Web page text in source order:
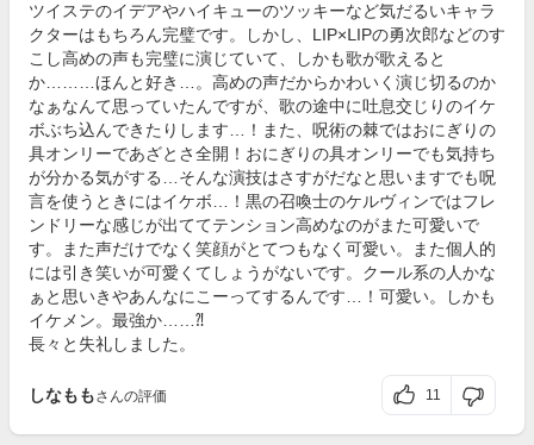
ツイステのイデアやハイキューのツッキーなど気だるいキャラ
クターはもちろん完璧です。しかし、LIP×ⅬIPの勇次郎などのす
こし高めの声も完璧に演じていて、しかも歌が歌えると
か………ほんと好き…。高めの声だからかわいく演じ切るのか
なぁなんて思っていたんですが、歌の途中に吐息交じりのイケ
ボぶち込んできたりします…！また、呪術の棘ではおにぎりの
具オンリーであざとさ全開！おにぎりの具オンリーでも気持ち
が分かる気がする…そんな演技はさすがだなと思いますでも呪
言を使うときにはイケボ…！黒の召喚士のケルヴィンではフレ
ンドリーな感じが出ててテンション高めなのがまた可愛いで
す。また声だけでなく笑顔がとてつもなく可愛い。また個人的
には引き笑いが可愛くてしょうがないです。クール系の人かな
ぁと思いきやあんなにこーってするんです…！可愛い。しかも
イケメン。最強か……⁈
長々と失礼しました。
しなももさんの評価 11